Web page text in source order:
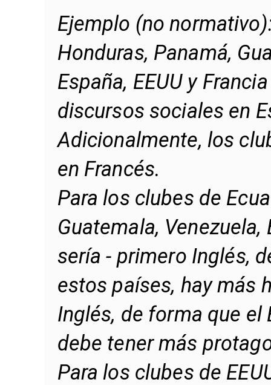
Ejemplo (no
Honduras, Panamá,
España, EEUU y
discursos sociales en
Adicionalmente, los
en Francés.
Para los clubes de
Guatemala,
sería - primero Inglés,
estos países, hay más
Inglés, de forma que
debe tener más
Para los clubes de